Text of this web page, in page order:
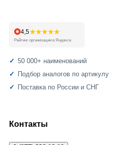
4,5★★★★★
Рейтинг организации в Яндексе
50 000+ наименований
Подбор аналогов по артикулу
Поставка по России и СНГ
Контакты